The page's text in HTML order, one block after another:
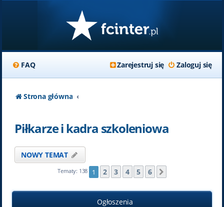
FAQ Zaloguj się
Zarejestruj się
Strona główna
Piłkarze i kadra szkoleniowa
NOWY TEMAT
Tematy: 138 1 2 3 4 5 6
Ogłoszenia